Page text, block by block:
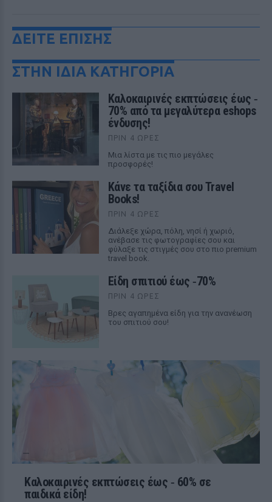
ΔΕΙΤΕ ΕΠΙΣΗΣ
ΣΤΗΝ ΙΔΙΑ ΚΑΤΗΓΟΡΙΑ
Καλοκαιρινές εκπτώσεις έως ‑
70% από τα μεγαλύτερα eshops
ένδυσης!
ΠΡΙΝ 4 ΏΡΕΣ
Μια λίστα με τις πιο μεγάλες
προσφορές!
Κάνε τα ταξίδια σου Travel
Books!
ΠΡΙΝ 4 ΏΡΕΣ
Διάλεξε χώρα, πόλη, νησί ή χωριό,
ανέβασε τις φωτογραφίες σου και
φύλαξε τις στιγμές σου στο πιο premium
travel book.
Είδη σπιτιού έως ‑70%
ΠΡΙΝ 4 ΏΡΕΣ
Βρες αγαπημένα είδη για την ανανέωση
του σπιτιού σου!
Καλοκαιρινές εκπτώσεις έως ‑ 60% σε
παιδικά είδη!